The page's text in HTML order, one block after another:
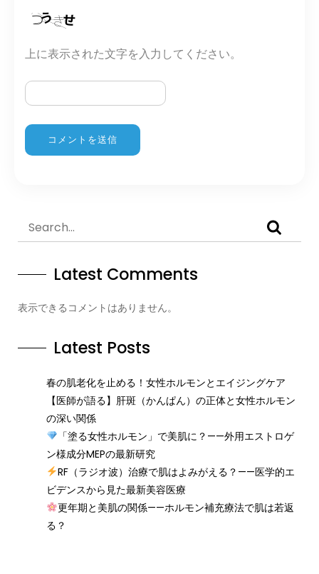
上に表示された文字を入力してください。
Latest Comments
表示できるコメントはありません。
Latest Posts
春の肌老化を止める！女性ホルモンとエイジングケア
【医師が語る】肝斑（かんぱん）の正体と女性ホルモン
の深い関係
「塗る女性ホルモン」で美肌に？——外用エストロゲ
ン様成分MEPの最新研究
RF（ラジオ波）治療で肌はよみがえる？——医学的エ
ビデンスから見た最新美容医療
更年期と美肌の関係——ホルモン補充療法で肌は若返
る？